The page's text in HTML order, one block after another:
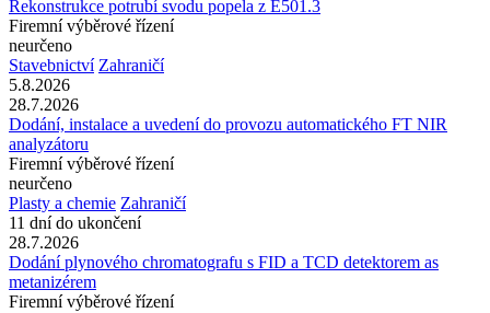
Rekonstrukce potrubí svodu popela z E501.3
Firemní výběrové řízení
neurčeno
Stavebnictví Zahraničí
5.8.2026
28.7.2026
Dodání, instalace a uvedení do provozu automatického FT NIR
analyzátoru
Firemní výběrové řízení
neurčeno
Plasty a chemie Zahraničí
11 dní do ukončení
28.7.2026
Dodání plynového chromatografu s FID a TCD detektorem as
metanizérem
Firemní výběrové řízení